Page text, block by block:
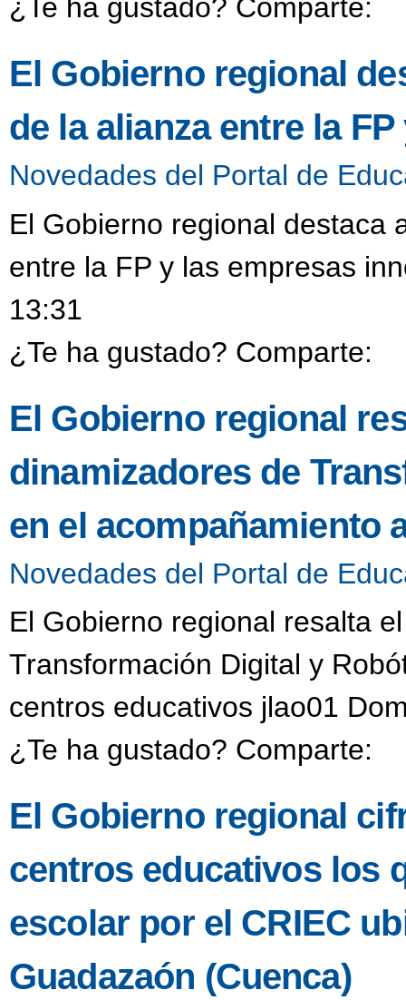
¿Te ha gustado? Comparte:
El Gobierno regional
de la alianza entre la
Novedades del Portal de
El Gobierno regional destaca
entre la FP y las empresas
13:31
¿Te ha gustado? Comparte:
El Gobierno regional
dinamizadores de
en el acompañamiento
Novedades del Portal de
El Gobierno regional resalta
Transformación Digital y
centros educativos jlao01
¿Te ha gustado? Comparte:
El Gobierno regional
centros educativos los
escolar por el CRIEC
Guadazaón (Cuenca)